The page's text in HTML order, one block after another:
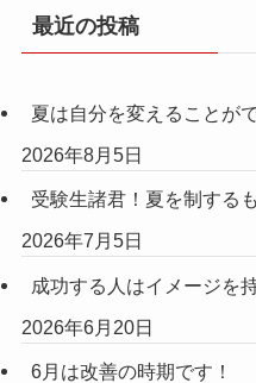
最近の投稿
夏は自分を変えることが
2026年8月5日
受験生諸君！夏を制する
2026年7月5日
成功する人はイメージを
2026年6月20日
6月は改善の時期です！